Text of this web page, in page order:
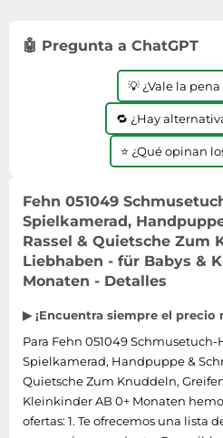
Tiendas de campaña
Zapatillas de tenis
Zapatillas deportivas
Perfumes unisex
Placer y anticoncepción
Productos de higiene
Productos para baño y
Protectores solares
Sets de belleza
Tensiómetros
Termómetros clínicos
Tratamientos faciales
Microondas
Monitores y pantallas
Máquinas de afeitar
Ordenadores portátiles
Placas de cocina
Radios
Secadoras
Sonido y alta fidelidad
TV, vídeo y DVD
Tablets
Telecomunicaciones
Televisores
Vehículos a escala
Relojes de pulsera
Tejer y crochet
Zapatillas de atletismo
Zapatillas de baloncesto
Zapatos de invierno
Zapatos mujer
🤖 Pregunta a ChatGPT
💡 ¿Vale la
🔁 ¿Hay
⭐ ¿Qué opinan
Fehn 051049
Spielkamerad,
Rassel & Quietsche Zum
Liebhaben - für Babys &
Monaten - Detalles
▶ ¡Encuentra siempre el precio
Para Fehn 051049
Spielkamerad, Handpuppe &
Quietsche Zum Knuddeln,
Kleinkinder AB 0+ Monaten
ofertas: 1. Te ofrecemos una lista